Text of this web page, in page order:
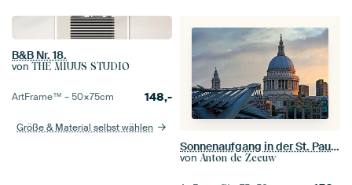
B&B Nr. 18.
von THE MIUUS STUDIO
ArtFrame™ –50×75cm 148,-
Größe & Material selbst wählen
Sonnenaufgang in der St. Paul's Cathedral, London
von Anton de Zeeuw